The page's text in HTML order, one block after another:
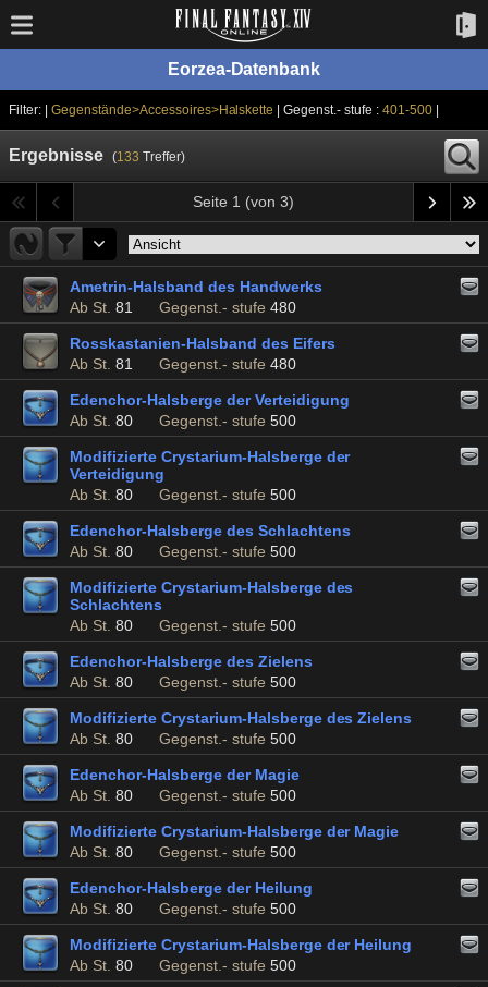
Eorzea-Datenbank
Filter: | Gegenstände>Accessoires>Halskette | Gegenst.- stufe :401-500|
Ergebnisse (133 Treffer)
Seite 1 (von 3)
Ametrin-Halsband des Handwerks
Ab St. 81 Gegenst.- stufe 480
Rosskastanien-Halsband des Eifers
Ab St. 81 Gegenst.- stufe 480
Edenchor-Halsberge der Verteidigung
Ab St. 80 Gegenst.- stufe 500
Modifizierte Crystarium-Halsberge der
Verteidigung
Ab St. 80 Gegenst.- stufe 500
Edenchor-Halsberge des Schlachtens
Ab St. 80 Gegenst.- stufe 500
Modifizierte Crystarium-Halsberge des
Schlachtens
Ab St. 80 Gegenst.- stufe 500
Edenchor-Halsberge des Zielens
Ab St. 80 Gegenst.- stufe 500
Modifizierte Crystarium-Halsberge des Zielens
Ab St. 80 Gegenst.- stufe 500
Edenchor-Halsberge der Magie
Ab St. 80 Gegenst.- stufe 500
Modifizierte Crystarium-Halsberge der Magie
Ab St. 80 Gegenst.- stufe 500
Edenchor-Halsberge der Heilung
Ab St. 80 Gegenst.- stufe 500
Modifizierte Crystarium-Halsberge der Heilung
Ab St. 80 Gegenst.- stufe 500